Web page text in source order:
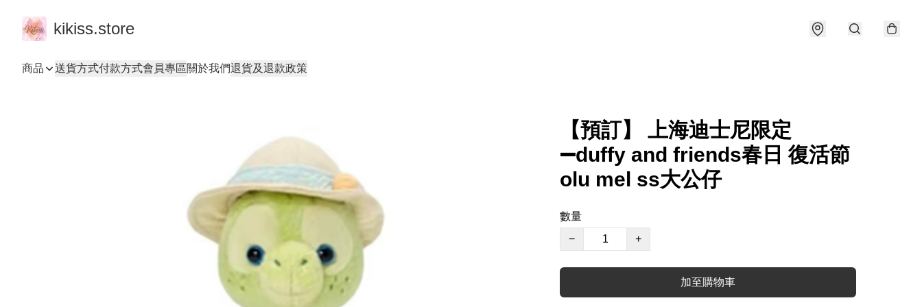
kikiss.store
商品 送貨方式付款方式會員專區關於我們退貨及退款政策
【預訂】 上海迪士尼限定
➖duffy and friends春日 復活節
olu mel ss大公仔
數量
−
+
加至購物車